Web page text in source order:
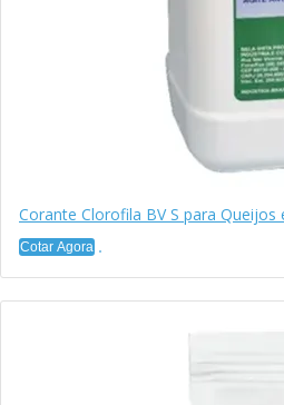
Corante Clorofila BV S para Queijos
Cotar Agora